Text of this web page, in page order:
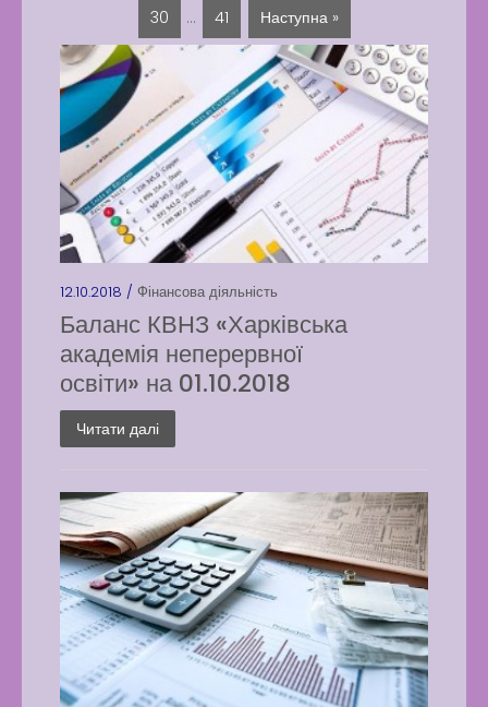
30 … 41 Наступна »
12.10.2018 / Фінансова діяльність
Баланс КВНЗ «Харківська
академія неперервної
освіти» на 01.10.2018
Читати далі